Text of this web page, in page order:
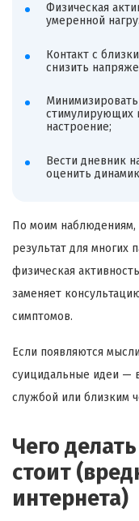
Физическая
умеренной
Контакт с
снизить
стимулирующих
настроение;
Вести дневник
оценить
По моим
результат для многих
физическая
заменяет
симптомов.
Если появляются
суицидальные идеи —
службой или близким
Чего
стоит
интернета)